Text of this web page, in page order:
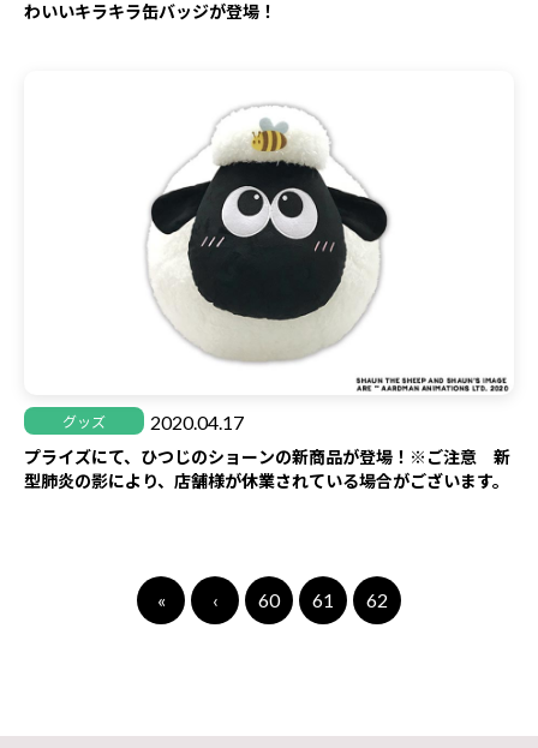
わいいキラキラ缶バッジが登場！
グッズ 2020.04.17
プライズにて、ひつじのショーンの新商品が登場！※ご注意 新
型肺炎の影により、店舗様が休業されている場合がございます。
« ‹ 60 61 62